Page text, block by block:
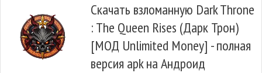
Скачать взломанную Dark Throne
: The Queen Rises (Дарк Трон)
[МОД Unlimited Money] - полная
версия apk на Андроид